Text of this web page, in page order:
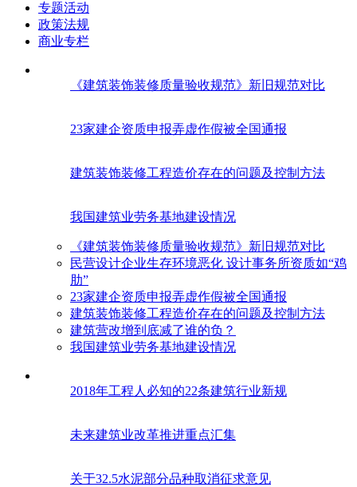
专题活动
政策法规
商业专栏
《建筑装饰装修质量验收规范》新旧规范对比
23家建企资质申报弄虚作假被全国通报
建筑装饰装修工程造价存在的问题及控制方法
我国建筑业劳务基地建设情况
《建筑装饰装修质量验收规范》新旧规范对比
民营设计企业生存环境恶化 设计事务所资质如“鸡
肋”
23家建企资质申报弄虚作假被全国通报
建筑装饰装修工程造价存在的问题及控制方法
建筑营改增到底减了谁的负？
我国建筑业劳务基地建设情况
2018年工程人必知的22条建筑行业新规
未来建筑业改革推进重点汇集
关于32.5水泥部分品种取消征求意见